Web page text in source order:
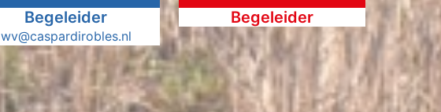
Begeleider
wv@caspardirobles.nl
Begeleider